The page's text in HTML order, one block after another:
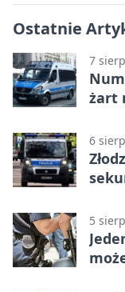
Ostatnie
7
żart
6
5